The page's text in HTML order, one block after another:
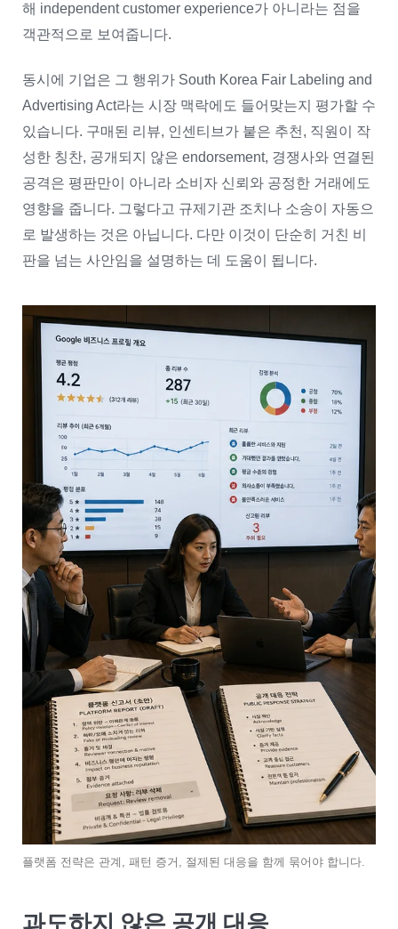
해 independent customer experience가 아니라는 점을
객관적으로 보여줍니다.
동시에 기업은 그 행위가 South Korea Fair Labeling and
Advertising Act라는 시장 맥락에도 들어맞는지 평가할 수
있습니다. 구매된 리뷰, 인센티브가 붙은 추천, 직원이 작
성한 칭찬, 공개되지 않은 endorsement, 경쟁사와 연결된
공격은 평판만이 아니라 소비자 신뢰와 공정한 거래에도
영향을 줍니다. 그렇다고 규제기관 조치나 소송이 자동으
로 발생하는 것은 아닙니다. 다만 이것이 단순히 거친 비
판을 넘는 사안임을 설명하는 데 도움이 됩니다.
플랫폼 전략은 관계, 패턴 증거, 절제된 대응을 함께 묶어야 합니다.